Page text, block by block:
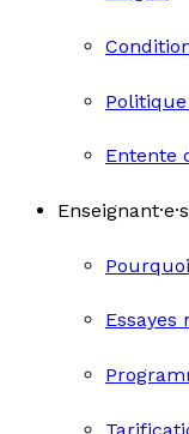
Entente
Enseignant·e·s
Essayes